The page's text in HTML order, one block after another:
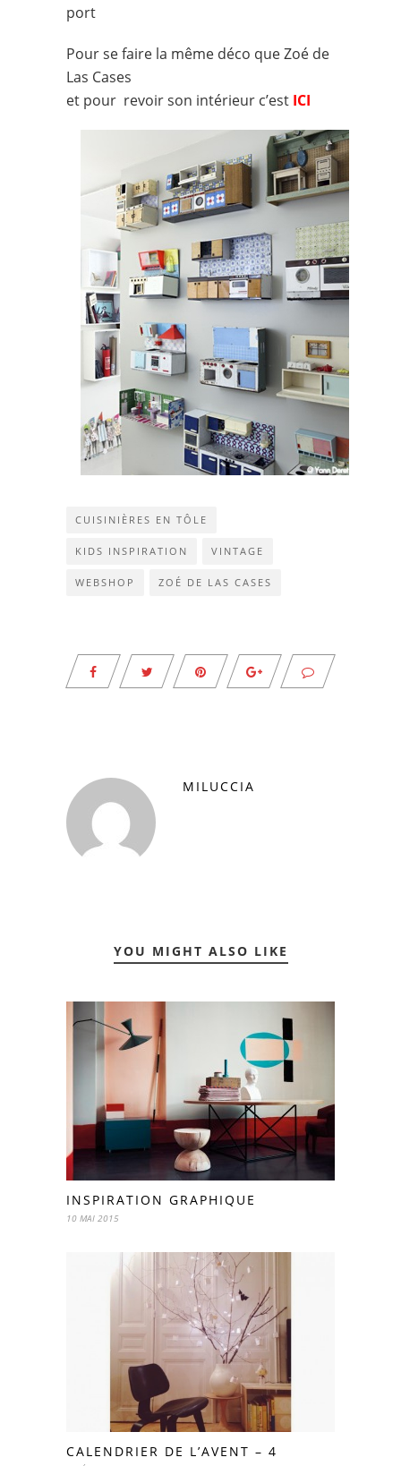
port
Pour se faire la même déco queZoé de
Las Cases
et pour revoirson intérieur c’est ICI
CUISINIÈRES EN TÔLE
KIDS INSPIRATION VINTAGE
WEBSHOP ZOÉ DE LAS CASES
MILUCCIA
YOU MIGHT ALSO LIKE
INSPIRATION GRAPHIQUE
10 MAI 2015
CALENDRIER DE L’AVENT – 4